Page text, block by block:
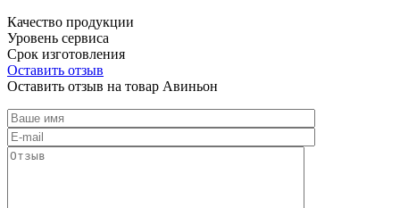
Качество продукции
Уровень сервиса
Срок изготовления
Оставить отзыв
Оставить отзыв на товар Авиньон